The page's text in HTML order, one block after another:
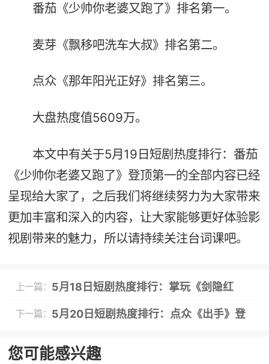
番茄《少帅你老婆又跑了》排名第一。
麦芽《飘移吧洗车大叔》排名第二。
点众《那年阳光正好》排名第三。
大盘热度值5609万。
本文中有关于5月19日短剧热度排行：番茄
《少帅你老婆又跑了》登顶第一的全部内容已经
呈现给大家了，之后我们将继续努力为大家带来
更加丰富和深入的内容，让大家能够更好体验影
视剧带来的魅力，所以请持续关注台词课吧。
上一篇： 5月18日短剧热度排行：掌玩《剑隐红
尘》登顶第一
下一篇： 5月20日短剧热度排行：点众《出手》登
您可能感兴趣